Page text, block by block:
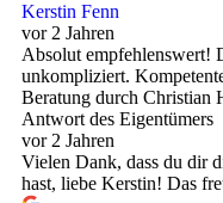
Kerstin Fenn
vor 2 Jahren
Absolut empfehlenswert!
unkompliziert.
Beratung durch Christian
Antwort des Eigentümers
vor 2 Jahren
Vielen Dank, dass du dir
hast, liebe Kerstin! Das